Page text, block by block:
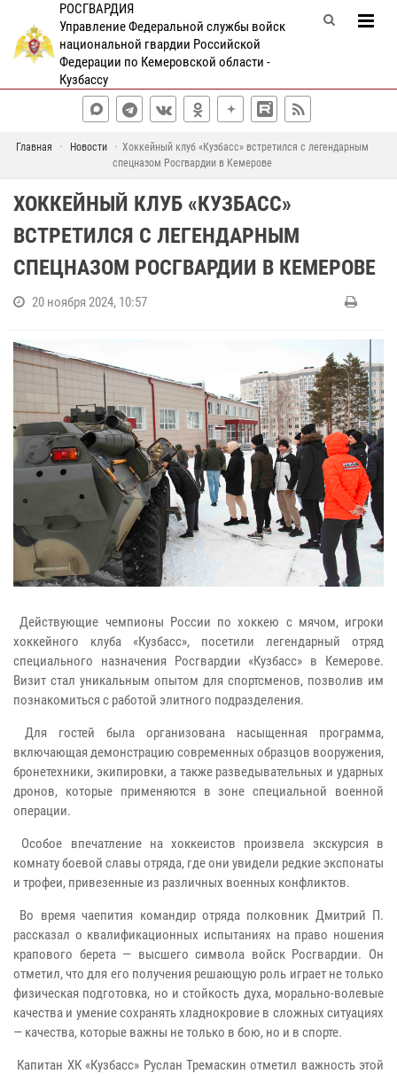
РОСГВАРДИЯ
Управление Федеральной службы войск
национальной гвардии Российской
Федерации по Кемеровской области -
Кузбассу
Главная Новости
Хоккейный клуб «Кузбасс» встретился с легендарным
спецназом Росгвардии в Кемерове
ХОККЕЙНЫЙ КЛУБ «КУЗБАСС»
ВСТРЕТИЛСЯ С ЛЕГЕНДАРНЫМ
СПЕЦНАЗОМ РОСГВАРДИИ В КЕМЕРОВЕ
20 ноября 2024, 10:57
Действующие чемпионы России по хоккею с мячом, игроки
хоккейного клуба «Кузбасс», посетили легендарный отряд
специального назначения Росгвардии «Кузбасс» в Кемерове.
Визит стал уникальным опытом для спортсменов, позволив им
познакомиться с работой элитного подразделения.
Для гостей была организована насыщенная программа,
включающая демонстрацию современных образцов вооружения,
бронетехники, экипировки, а также разведывательных и ударных
дронов, которые применяются в зоне специальной военной
операции.
Особое впечатление на хоккеистов произвела экскурсия в
комнату боевой славы отряда, где они увидели редкие экспонаты
и трофеи, привезенные из различных военных конфликтов.
Во время чаепития командир отряда полковник Дмитрий П.
рассказал о квалификационных испытаниях на право ношения
крапового берета — высшего символа войск Росгвардии. Он
отметил, что для его получения решающую роль играет не только
физическая подготовка, но и стойкость духа, морально-волевые
качества и умение сохранять хладнокровие в сложных ситуациях
— качества, которые важны не только в бою, но и в спорте.
Капитан ХК «Кузбасс» Руслан Тремаскин отметил важность этой